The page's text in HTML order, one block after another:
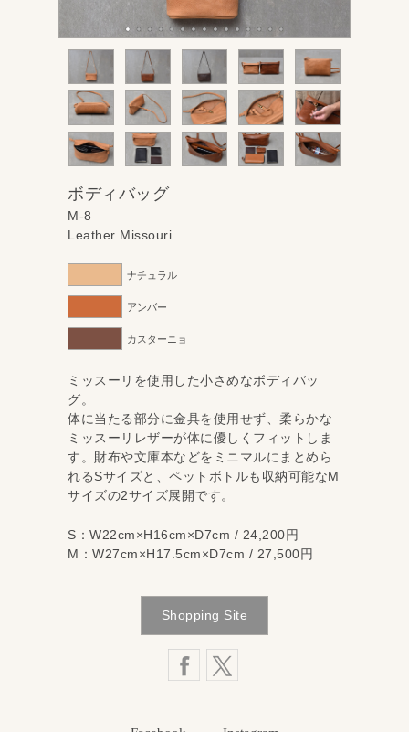
ボディバッグ
M-8
Leather Missouri
ナチュラル
アンバー
カスターニョ
ミッスーリを使用した小さめなボディバッ
グ。
体に当たる部分に金具を使用せず、柔らかな
ミッスーリレザーが体に優しくフィットしま
す。財布や文庫本などをミニマルにまとめら
れるSサイズと、ペットボトルも収納可能なM
サイズの2サイズ展開です。
S：W22cm×H16cm×D7cm / 24,200円
M：W27cm×H17.5cm×D7cm / 27,500円
Shopping Site